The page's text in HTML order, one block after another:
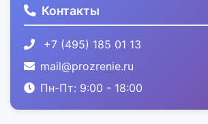
Контакты
+7 (495) 185 01 13
mail@prozrenie.ru
Пн-Пт: 9:00 - 18:00